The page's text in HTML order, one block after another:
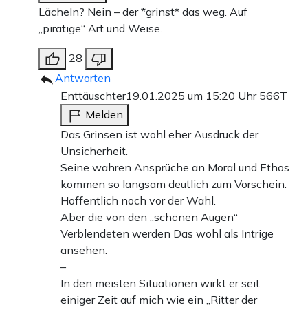
Lächeln? Nein – der *grinst* das weg. Auf
„piratige“ Art und Weise.
28
Antworten
Enttäuschter19.01.2025 um 15:20 Uhr 566T
Melden
Das Grinsen ist wohl eher Ausdruck der
Unsicherheit.
Seine wahren Ansprüche an Moral und Ethos
kommen so langsam deutlich zum Vorschein.
Hoffentlich noch vor der Wahl.
Aber die von den „schönen Augen“
Verblendeten werden Das wohl als Intrige
ansehen.
–
In den meisten Situationen wirkt er seit
einiger Zeit auf mich wie ein „Ritter der